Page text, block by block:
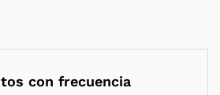
con frecuencia